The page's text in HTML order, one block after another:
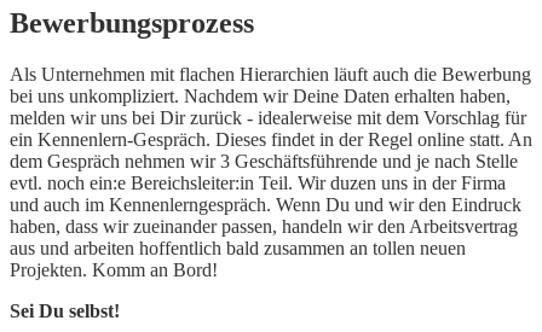
Bewerbungsprozess
Als Unternehmen mit flachen Hierarchien läuft auch die Bewerbung
bei uns unkompliziert. Nachdem wir Deine Daten erhalten haben,
melden wir uns bei Dir zurück - idealerweise mit dem Vorschlag für
ein Kennenlern-Gespräch. Dieses findet in der Regel online statt. An
dem Gespräch nehmen wir 3 Geschäftsführende und je nach Stelle
evtl. noch ein:e Bereichsleiter:in Teil. Wir duzen uns in der Firma
und auch im Kennenlerngespräch. Wenn Du und wir den Eindruck
haben, dass wir zueinander passen, handeln wir den Arbeitsvertrag
aus und arbeiten hoffentlich bald zusammen an tollen neuen
Projekten. Komm an Bord!
Sei Du selbst!